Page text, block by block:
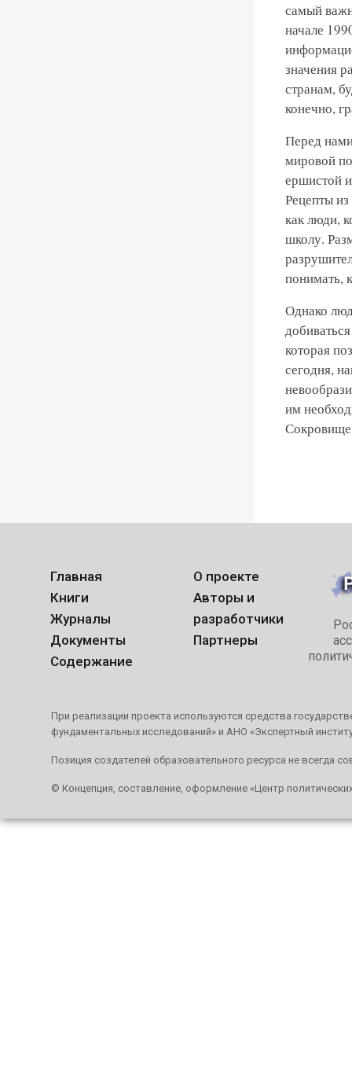
самый
начале
значения
странам,
конечно,
Перед
мировой
ершистой
Рецепты
как люди,
школу.
понимать,
Однако
которая
сегодня,
им
Сокровище
Главная
Книги
Журналы
Документы
Содержание
О проекте
Авторы и
разработчики
Партнеры
При реализации проекта используются средства
фундаментальных исследований» и АНО «Экспертный
Позиция создателей образовательного ресурса не всегда
© Концепция, составление, оформление «Центр